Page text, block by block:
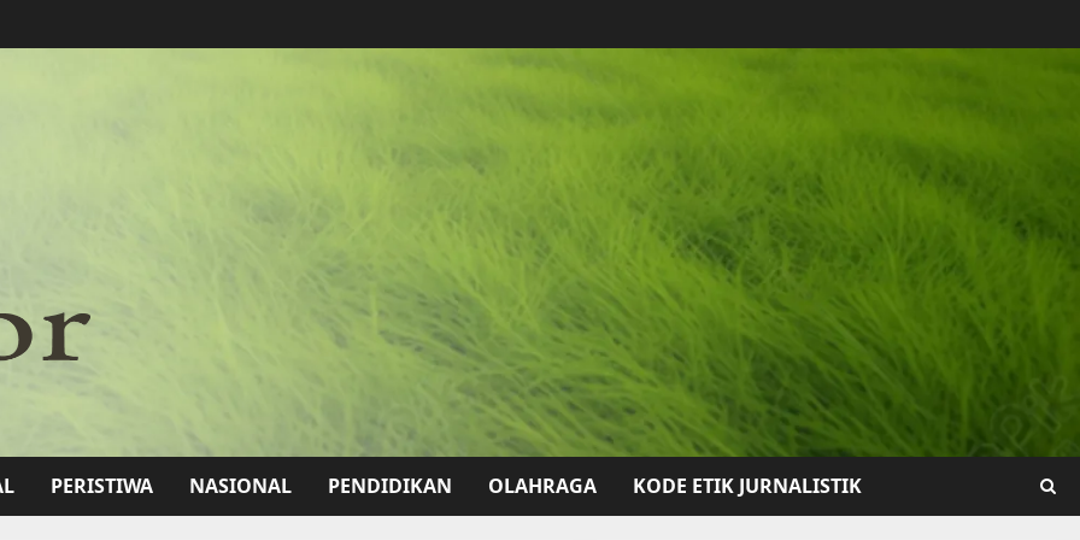
PERISTIWA NASIONAL PENDIDIKAN OLAHRAGA KODE ETIK JURNALISTIK